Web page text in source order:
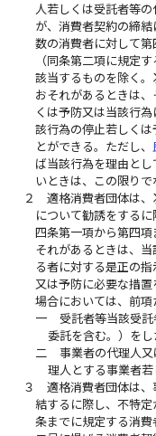
人若しくは受託者等
が、消費者契約の締
数の消費者に対して
（同条第二項に規定
該当するものを除く
おそれがあるときは
くは予防又は当該行
該行為の停止若しく
とができる。ただし、
ば当該行為を理由と
いときは、この限りで
２
適格消費者団体は
について勧誘をする
四条第一項から第四
それがあるときは、
る者に対する是正の
又は予防に必要な措
場合においては、前項
一
受託者等当該受
委託を含む。）を
二
事業者の代理人
理人とする事業者
３
適格消費者団体は
結するに際し、不特
条までに規定する消